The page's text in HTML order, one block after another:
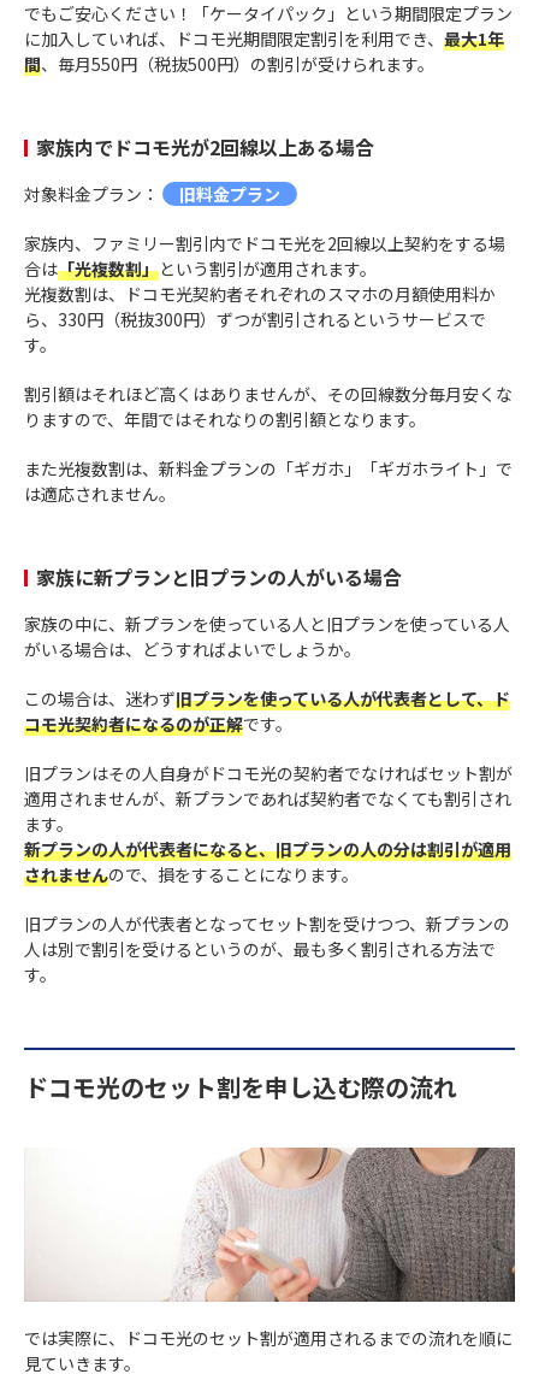
でもご安心ください！「ケータイパック」という期間限定プラン
に加入していれば、ドコモ光期間限定割引を利用でき、 最大1年
間、毎月550円（税抜500円）の割引が受けられます。
家族内でドコモ光が2回線以上ある場合
対象料金プラン： 旧料金プラン
家族内、ファミリー割引内でドコモ光を2回線以上契約をする場
合は「光複数割」という割引が適用されます。
光複数割は、ドコモ光契約者それぞれのスマホの月額使用料か
ら、330円（税抜300円）ずつが割引されるというサービスで
す。
割引額はそれほど高くはありませんが、その回線数分毎月安くな
りますので、年間ではそれなりの割引額となります。
また光複数割は、新料金プランの「ギガホ」「ギガホライト」で
は適応されません。
家族に新プランと旧プランの人がいる場合
家族の中に、新プランを使っている人と旧プランを使っている人
がいる場合は、どうすればよいでしょうか。
この場合は、迷わず旧プランを使っている人が代表者として、ド
コモ光契約者になるのが正解です。
旧プランはその人自身がドコモ光の契約者でなければセット割が
適用されませんが、新プランであれば契約者でなくても割引され
ます。
新プランの人が代表者になると、旧プランの人の分は割引が適用
されませんので、損をすることになります。
旧プランの人が代表者となってセット割を受けつつ、新プランの
人は別で割引を受けるというのが、最も多く割引される方法で
す。
ドコモ光のセット割を申し込む際の流れ
では実際に、ドコモ光のセット割が適用されるまでの流れを順に
見ていきます。